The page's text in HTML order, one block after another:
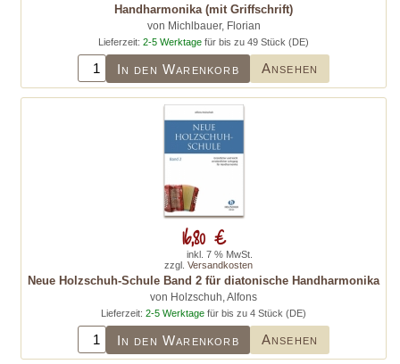
Handharmonika (mit Griffschrift)
von Michlbauer, Florian
Lieferzeit: 2-5 Werktage für bis zu 49 Stück (DE)
In den Warenkorb Ansehen
Neue Holzschuh-Schule Band 2 für diatonische Handharmonika
von Holzschuh, Alfons
Lieferzeit: 2-5 Werktage für bis zu 4 Stück (DE)
In den Warenkorb Ansehen
16,80 €
inkl. 7 % MwSt.
zzgl. Versandkosten